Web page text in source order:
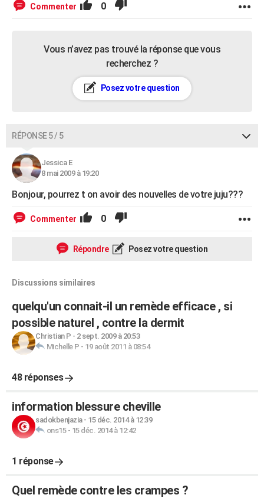
Commenter 0
Vous n’avez pas trouvé la réponse que vous
recherchez ?
Posez votre question
RÉPONSE 5 / 5
Jessica E
8 mai 2009 à 19:20
Bonjour, pourrez t on avoir des nouvelles de votre juju???
Commenter 0
Répondre Posez votre question
Discussions similaires
quelqu'un connait-il un remède efficace , si
possible naturel , contre la dermit
Christian P - 2 sept. 2009 à 20:53
Michelle P - 19 août 2011 à 08:54
48 réponses
information blessure cheville
sadokbenjazia- 15 déc. 2014 à 12:39
ons15- 15 déc. 2014 à 12:42
1 réponse
Quel remède contre les crampes ?